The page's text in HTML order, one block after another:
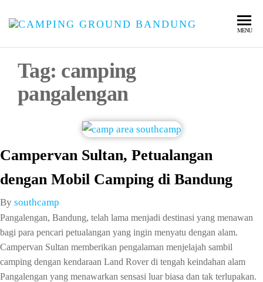
SOUTH
CAMP
MENU
Tag: camping
pangalengan
Campervan Sultan, Petualangan
dengan Mobil Camping di Bandung
By southcamp
Pangalengan, Bandung, telah lama menjadi destinasi yang menawan
bagi para pencari petualangan yang ingin menyatu dengan alam.
Campervan Sultan memberikan pengalaman menjelajah sambil
camping dengan kendaraan Land Rover di tengah keindahan alam
Pangalengan yang menawarkan sensasi luar biasa dan tak terlupakan.